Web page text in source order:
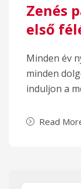
Zenés
első
Minden év
minden
induljon a
Read